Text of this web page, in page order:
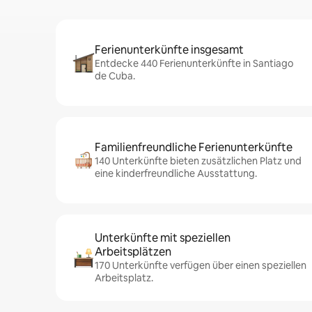
Ferienunterkünfte insgesamt
Entdecke 440 Ferienunterkünfte in Santiago
de Cuba.
Familienfreundliche Ferienunterkünfte
140 Unterkünfte bieten zusätzlichen Platz und
eine kinderfreundliche Ausstattung.
Unterkünfte mit speziellen
Arbeitsplätzen
170 Unterkünfte verfügen über einen speziellen
Arbeitsplatz.